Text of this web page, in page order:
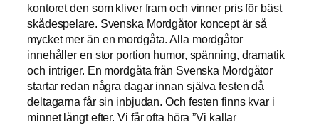
kontoret den som kliver fram och vinner pris för bäst
skådespelare. Svenska Mordgåtor koncept är så
mycket mer än en mordgåta. Alla mordgåtor
innehåller en stor portion humor, spänning, dramatik
och intriger. En mordgåta från Svenska Mordgåtor
startar redan några dagar innan själva festen då
deltagarna får sin inbjudan. Och festen finns kvar i
minnet långt efter. Vi får ofta höra ”Vi kallar